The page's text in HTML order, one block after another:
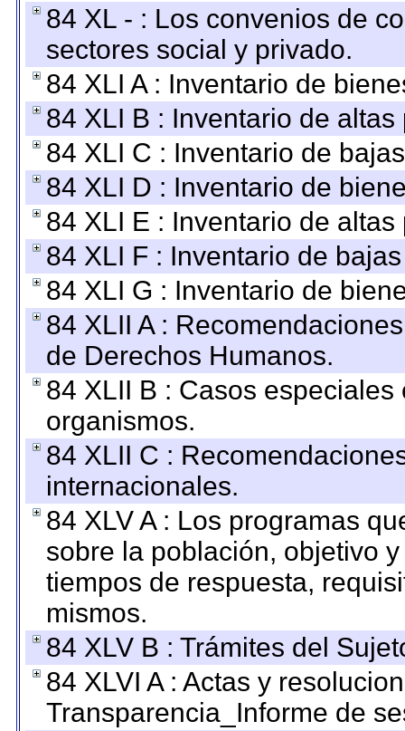
84 XL - : Los convenios de
sectores social y privado.
84 XLI A : Inventario de
84 XLI B : Inventario de
84 XLI C : Inventario de
84 XLI D : Inventario de
84 XLI E : Inventario de
84 XLI F : Inventario de
84 XLI G : Inventario de
84 XLII A :
de Derechos Humanos.
84 XLII B : Casos
organismos.
84 XLII C :
internacionales.
84 XLV A : Los programas
sobre la población, objetivo
tiempos de respuesta,
mismos.
84 XLV B : Trámites del
84 XLVI A : Actas y
Transparencia_Informe de